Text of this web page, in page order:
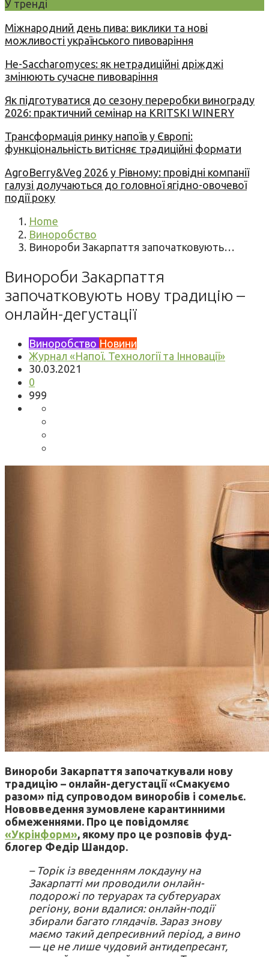
У тренді
Міжнародний день пива: виклики та нові
можливості українського пивоваріння
Не-Saccharomyces: як нетрадиційні дріжджі
змінюють сучасне пивоваріння
Як підготуватися до сезону переробки винограду
2026: практичний семінар на KRITSKI WINERY
Трансформація ринку напоїв у Європі:
функціональність витісняє традиційні формати
AgroBerry&Veg 2026 у Рівному: провідні компанії
галузі долучаються до головної ягідно-овочевої
події року
Home
Виноробство
Винороби Закарпаття започатковують…
Винороби Закарпаття
започатковують нову традицію –
онлайн-дегустації
Виноробство Новини
Журнал «Напої. Технології та Інновації»
30.03.2021
0
999
Винороби Закарпаття започаткували нову
традицію – онлайн-дегустації «Смакуємо
разом» під супроводом виноробів і сомельє.
Нововведення зумовлене карантинними
обмеженнями. Про це повідомляє
«Укрінформ», якому про це розповів фуд-
блогер Федір Шандор.
– Торік із введенням локдауну на
Закарпатті ми проводили онлайн-
подорожі по теруарах та субтеруарах
регіону, вони вдалися: онлайн-події
збирали багато глядачів. Зараз знову
маємо такий депресивний період, а вино
— це не лише чудовий антидепресант,